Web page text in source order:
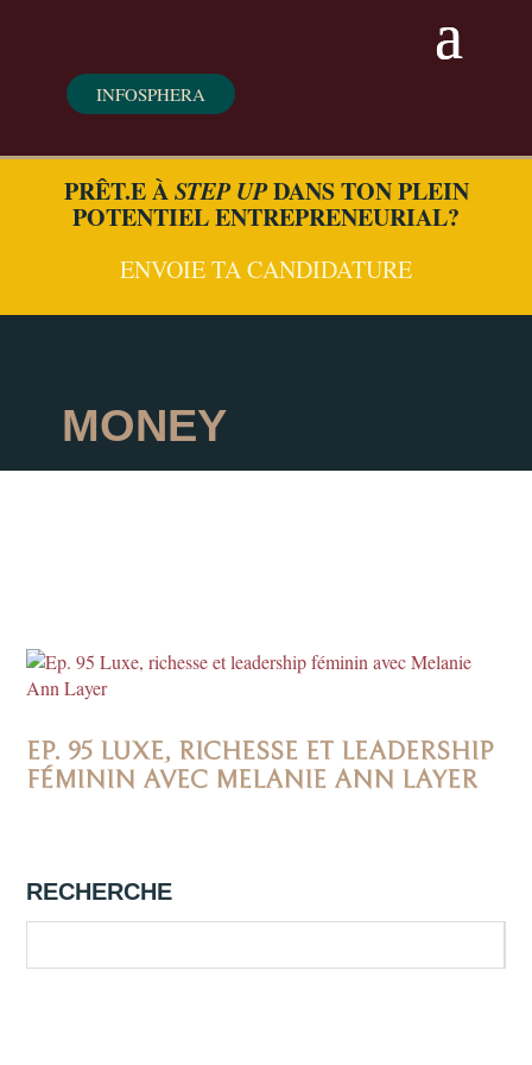
INFOSPHERA
PRÊT.E ÀSTEP UPDANS TON PLEIN
POTENTIEL ENTREPRENEURIAL?
ENVOIE TA CANDIDATURE
MONEY
EP. 95 LUXE, RICHESSE ET LEADERSHIP
FÉMININ AVEC MELANIE ANN LAYER
RECHERCHE